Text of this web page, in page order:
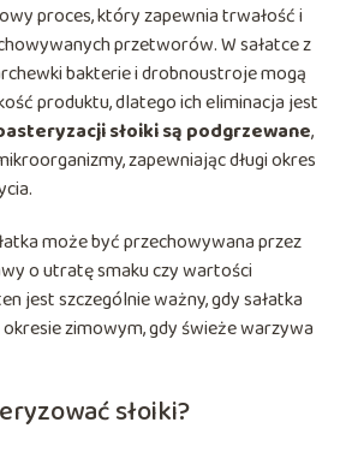
proces, który zapewnia trwałość i
przetworów. W sałatce z
bakterie i drobnoustroje mogą
produktu, dlatego ich eliminacja jest
słoiki są podgrzewane,
zapewniając długi okres
może być przechowywana przez
o utratę smaku czy wartości
jest szczególnie ważny, gdy sałatka
zimowym, gdy świeże warzywa
słoiki?